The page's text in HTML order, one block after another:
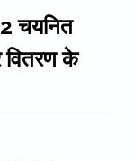
चयनित
वितरण के